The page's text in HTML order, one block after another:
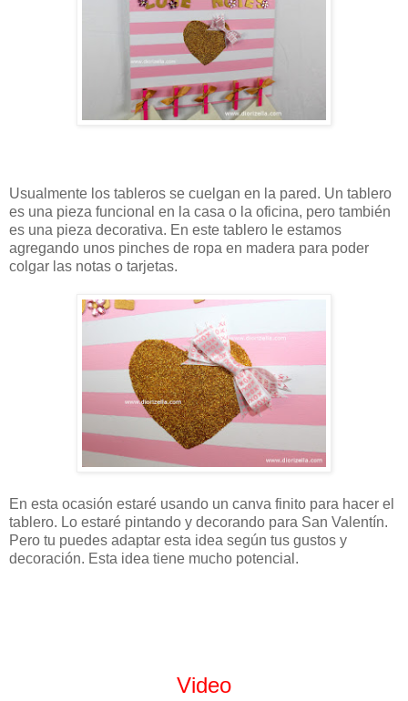
Usualmente los tableros se cuelgan en la pared. Un tablero
es una pieza funcional en la casa o la oficina, pero también
es una pieza decorativa. En este tablero le estamos
agregando unos pinches de ropa en madera para poder
colgar las notas o tarjetas.
En esta ocasión estaré usando un canva finito para hacer el
tablero. Lo estaré pintando y decorando para San Valentín.
Pero tu puedes adaptar esta idea según tus gustos y
decoración. Esta idea tiene mucho potencial.
Video